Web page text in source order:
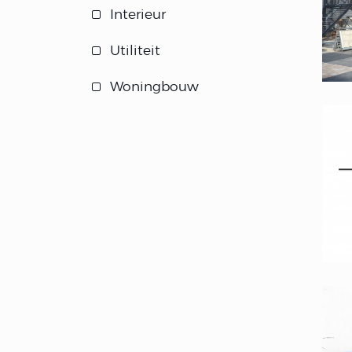
Interieur
Utiliteit
Woningbouw